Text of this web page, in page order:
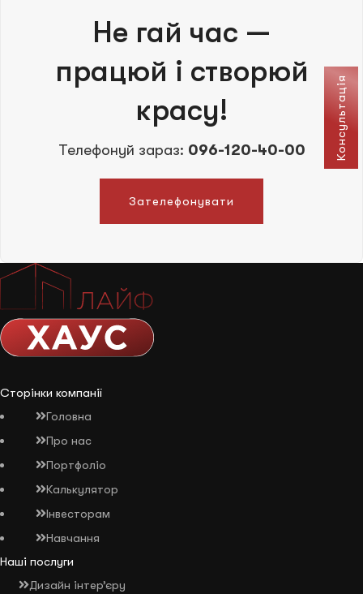
Не гай час —
працюй і створюй
красу!
Телефонуй зараз: 096-120-40-00
Зателефонувати
Консультація
Сторінки компанії
Головна
Про нас
Портфоліо
Калькулятор
Інвесторам
Навчання
Наші послуги
Дизайн інтер’єру